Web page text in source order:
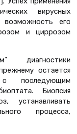
вирусных
возможность его
и циррозом
диагностики
остается
последующим
Биопсия
устанавливать
процесса,